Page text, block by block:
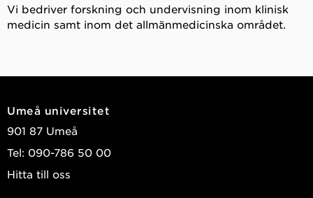
Vi bedriver forskning och undervisning inom klinisk
medicin samt inom det allmänmedicinska området.
Umeå universitet
901 87 Umeå
Tel: 090-786 50 00
Hitta till oss